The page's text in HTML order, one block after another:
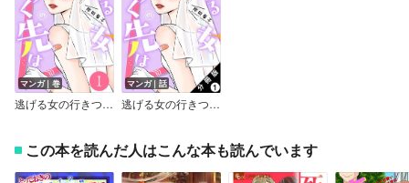
マンガ｜巻
逃げる女の行きつく先は
マンガ｜話
逃げる女の行きつく先は 分冊版
この本を読んだ人はこんな本も読んでいます